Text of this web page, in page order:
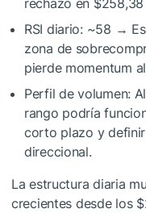
RSI diario: ~58 →
zona de
pierde momentum
Perfil de volumen:
rango podría
corto plazo y
direccional.
La estructura diaria
crecientes desde los